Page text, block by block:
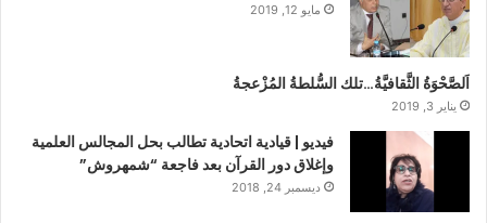
مايو 12, 2019
اَلصَّحْوَةُ الثَّقافيَّةُ…تلك السُّلطةُ المُزْعجةُ
يناير 3, 2019
فيديو | قيادية اتحادية تطالب بحل المجالس العلمية
وإغلاق دور القرآن بعد فاجعة “شمهروش”
ديسمبر 24, 2018